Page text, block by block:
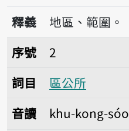
播
釋義
地區、範圍。
序號2區公所
序號
2
詞目
區公所
音讀
khu-kong-sóo